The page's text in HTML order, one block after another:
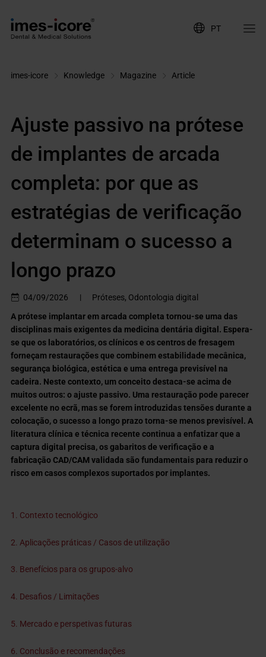
PT
imes-icore Knowledge Magazine Article
Ajuste passivo na prótese
de implantes de arcada
completa: por que as
estratégias de verificação
determinam o sucesso a
longo prazo
04/09/2026 |
Próteses, Odontologia digital
A prótese implantar em arcada completa tornou-se uma das
disciplinas mais exigentes da medicina dentária digital. Espera-
se que os laboratórios, os clínicos e os centros de fresagem
forneçam restaurações que combinem estabilidade mecânica,
segurança biológica, estética e uma entrega previsível na
cadeira. Neste contexto, um conceito destaca-se acima de
muitos outros: o ajuste passivo. Uma restauração pode parecer
excelente no ecrã, mas se forem introduzidas tensões durante a
colocação, o sucesso a longo prazo torna-se menos previsível. A
literatura clínica e técnica recente continua a enfatizar que a
captura digital precisa, os gabaritos de verificação e a
fabricação CAD/CAM validada são fundamentais para reduzir o
risco em casos complexos suportados por implantes.
1. Contexto tecnológico
2. Aplicações práticas / Casos de utilização
3. Benefícios para os grupos-alvo
4. Desafios / Limitações
5. Mercado e perspetivas futuras
6. Conclusão e recomendações